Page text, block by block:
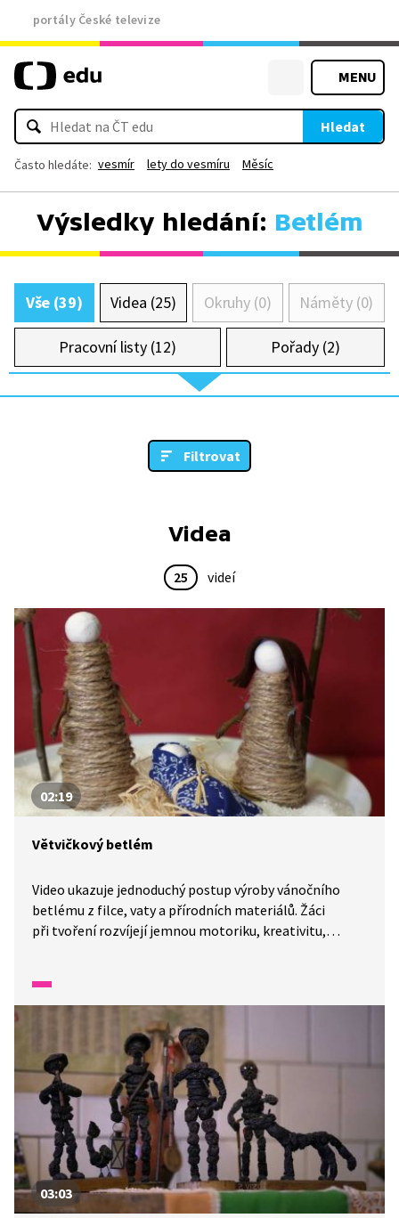
portály České televize
MENU
Hledat
Často hledáte: vesmír lety do vesmíru Měsíc
Výsledky hledání: Betlém
Vše (39) Videa (25) Okruhy (0) Náměty (0)
Pracovní listy (12) Pořady (2)
Filtrovat
Videa
25 videí
02:19
Větvičkový betlém
Video ukazuje jednoduchý postup výroby vánočního
betlému z filce, vaty a přírodních materiálů. Žáci
při tvoření rozvíjejí jemnou motoriku, kreativitu,
ve výtvarné výchově nebo pracovních činnostech.
03:03